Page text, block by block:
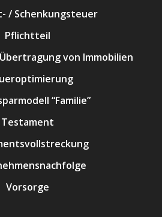
/ Schenkungsteuer
Pflichtteil
von Immobilien
“Familie”
Testament
Vorsorge